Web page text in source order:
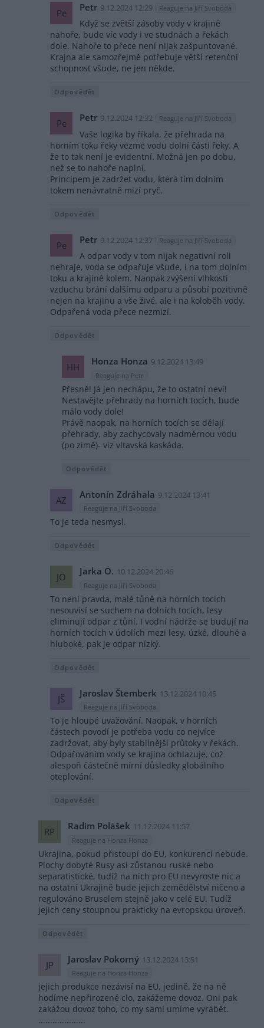
Pe Petr 9.12.2024 12:29 Reaguje na Jiří Svoboda
Když se zvětší zásoby vody v krajině
nahoře, bude víc vody i ve studnách a řekách
dole. Nahoře to přece není nijak zašpuntované.
Krajna ale samozřejmě potřebuje větší retenční
schopnost všude, ne jen někde.
Odpovědět
Pe Petr 9.12.2024 12:32 Reaguje na Jiří Svoboda
Vaše logika by říkala, že přehrada na
horním toku řeky vezme vodu dolní části řeky. A
že to tak není je evidentní. Možná jen po dobu,
než se to nahoře naplní.
Principem je zadržet vodu, která tím dolním
tokem nenávratně mizí pryč.
Odpovědět
Pe Petr 9.12.2024 12:37 Reaguje na Jiří Svoboda
A odpar vody v tom nijak negativní roli
nehraje, voda se odpařuje všude, i na tom dolním
toku a krajině kolem. Naopak zvýšení vlhkosti
vzduchu brání dalšímu odparu a působí pozitivně
nejen na krajinu a vše živé, ale i na koloběh vody.
Odpařená voda přece nezmizí.
Odpovědět
HH Honza Honza 9.12.2024 13:49
Reaguje na Petr
Přesně! Já jen nechápu, že to ostatní neví!
Nestavějte přehrady na horních tocích, bude
málo vody dole!
Právě naopak, na horních tocích se dělají
přehrady, aby zachycovaly nadměrnou vodu
(po zimě)- viz vltavská kaskáda.
Odpovědět
AZ Antonín Zdráhala 9.12.2024 13:41
Reaguje na Jiří Svoboda
To je teda nesmysl.
Odpovědět
JO Jarka O. 10.12.2024 20:46
Reaguje na Jiří Svoboda
To není pravda, malé tůně na horních tocích
nesouvisí se suchem na dolních tocích, lesy
eliminují odpar z tůní. I vodní nádrže se budují na
horních tocích v údolích mezi lesy, úzké, dlouhé a
hluboké, pak je odpar nízký.
Odpovědět
JŠ Jaroslav Štemberk 13.12.2024 10:45
Reaguje na Jiří Svoboda
To je hloupé uvažování. Naopak, v horních
částech povodí je potřeba vodu co nejvíce
zadržovat, aby byly stabilnější průtoky v řekách.
Odpařováním vody se krajina ochlazuje, což
alespoň částečně mírní důsledky globálního
oteplování.
Odpovědět
RP Radim Polášek 11.12.2024 11:57
Reaguje na Honza Honza
Ukrajina, pokud přistoupí do EU, konkurencí nebude.
Plochy dobyté Rusy asi zůstanou ruské nebo
separatistické, tudíž na nich pro EU nevyroste nic a
na ostatní Ukrajině bude jejich zemědělství ničeno a
regulováno Bruselem stejně jako v celé EU. Tudíž
jejich ceny stoupnou prakticky na evropskou úroveň.
Odpovědět
JP Jaroslav Pokorný 13.12.2024 13:51
Reaguje na Honza Honza
jejich produkce nezávisí na EU, jedině, že na ně
hodíme nepřirozené clo, zakážeme dovoz. Oni pak
zakážou dovoz toho, co my sami umíme vyrábět.
....................